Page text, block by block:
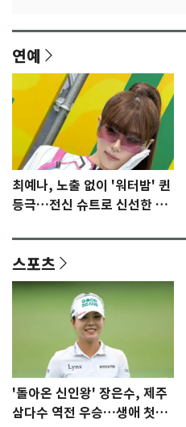
연예
최예나, 노출 없이 '워터밤' 퀸
등극…전신 슈트로 신선한 충
스포츠
'돌아온 신인왕' 장은수, 제주
삼다수 역전 우승…생애 첫승